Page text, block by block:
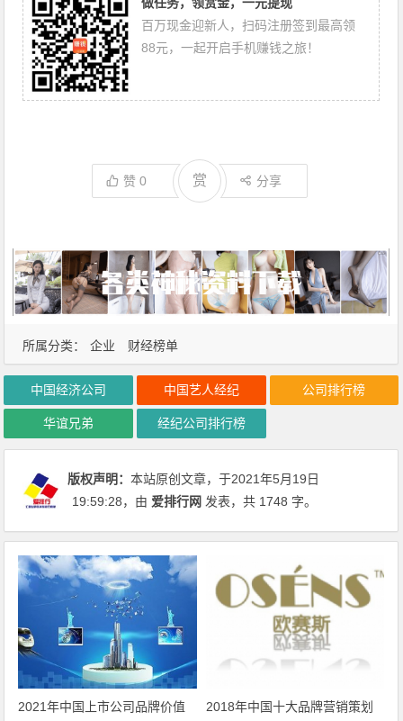
所属分类： 企业 财经榜单
百万现金迎新人，扫码注册签到最高领
88元，一起开启手机赚钱之旅！
赞0 赏 分享
中国经济公司 中国艺人经纪 公司排行榜
华谊兄弟 经纪公司排行榜
版权声明：本站原创文章，于2021年5月19日
19:59:28，由 爱排行网 发表，共 1748 字。
2021年中国上市公司品牌价值
2018年中国十大品牌营销策划